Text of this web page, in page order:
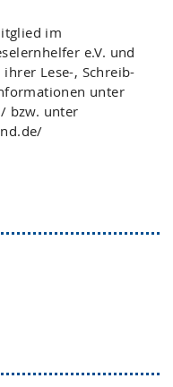
im
e.V. und
Lese-, Schreib-
unter
bzw. unter